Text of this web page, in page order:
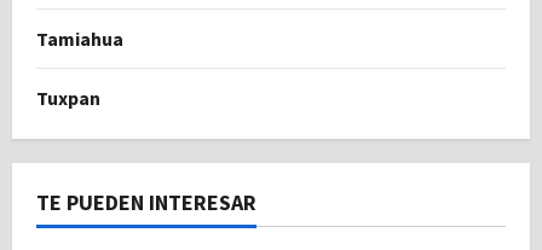
Tamiahua
Tuxpan
TE PUEDEN INTERESAR